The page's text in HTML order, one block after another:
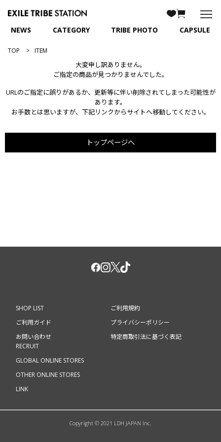
NEWS CATEGORY TRIBE PHOTO CAPSULE
TOP ITEM
大変申し訳ありません。
ご指定の商品が見つかりませんでした。
URLのご指定に誤りがあるか、更新等に伴い削除されてしまった可能性が
あります。
お手数とは思いますが、下記リンクからサイトへ移動してください。
トップページへ
SHOP LIST
ご利用ガイド
お問い合わせ
ご利用規約
プライバシーポリシー
特定商取引法に基づく表記
RECRUIT
GLOBAL ONLINE STORES
OTHER ONLINE STORES
LINK
Copyright © 2021 LDH JAPAN Inc.